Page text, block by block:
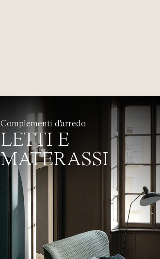
Complementi d'arredo
LETTI E
MATERASSI